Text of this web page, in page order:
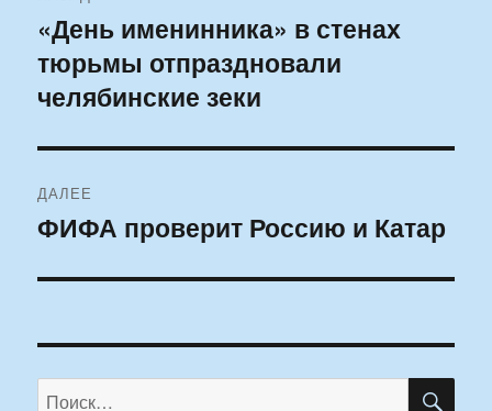
по
записям
Предыдущая
запись:
«День именинника» в стенах
тюрьмы отпраздновали
челябинские зеки
ДАЛЕЕ
Следующая
ФИФА проверит Россию и Катар
Искать: